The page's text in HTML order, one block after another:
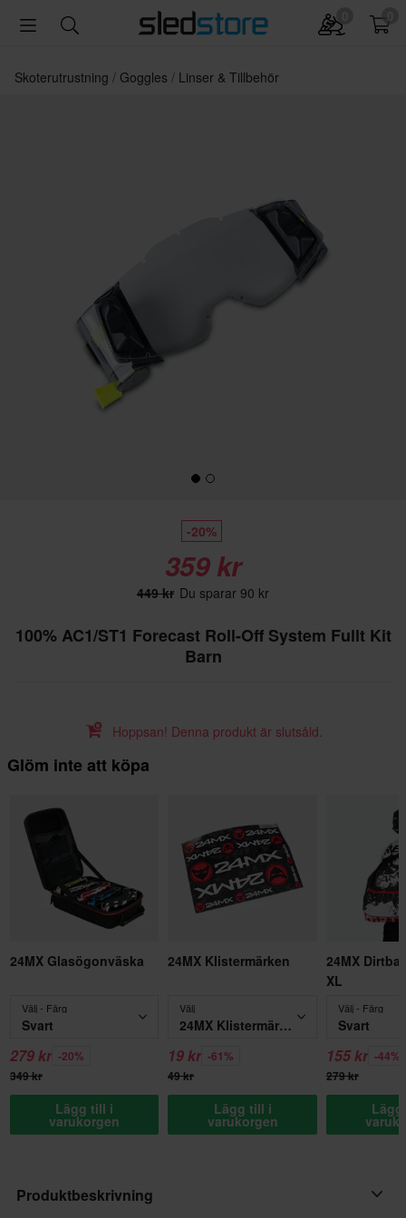
Skoterutrustning Goggles Linser & Tillbehör
-20%
359 kr
449 kr Du sparar 90 kr
100% AC1/ST1 Forecast Roll-Off System Fullt Kit
Barn
Hoppsan! Denna produkt är slutsåld.
Glöm inte att köpa
24MX Glasögonväska
Välj - Färg
Svart
279 kr -20%
349 kr
Lägg till i
varukorgen
24MX Klistermärken
Välj
24MX Klistermärken
19 kr -61%
49 kr
Lägg till i
varukorgen
24MX
XL
Välj - Färg
Svart
155 kr -44%
279 kr
Produktbeskrivning